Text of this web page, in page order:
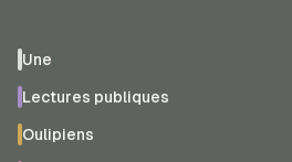
Une
Lectures publiques
Oulipiens